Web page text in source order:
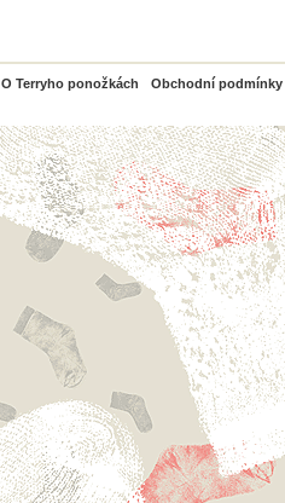
O Terryho ponožkách Obchodní podmínky
PayPal